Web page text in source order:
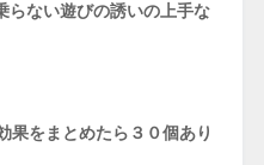
らない遊びの誘いの上手な
果をまとめたら３０個あり